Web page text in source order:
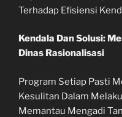
Terhadap Efisiensi
Kendala Dan Solusi:
Dinas Rasionalisasi
Program Setiap Pasti
Kesulitan Dalam
Memantau Mengadi